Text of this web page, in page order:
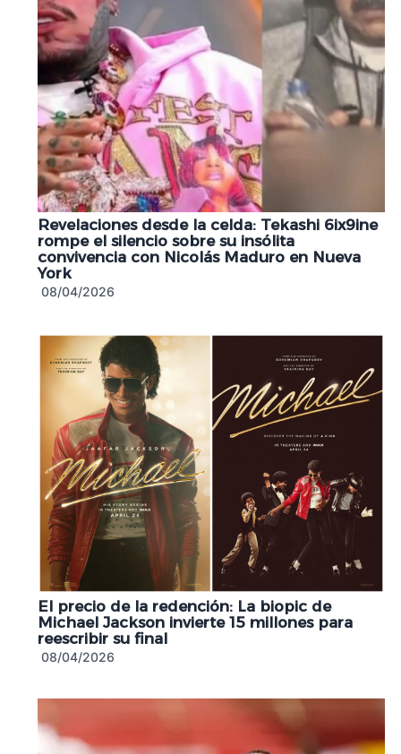
Revelaciones desde la celda: Tekashi 6ix9ine
rompe el silencio sobre su insólita
convivencia con Nicolás Maduro en Nueva
York
08/04/2026
El precio de la redención: La biopic de
Michael Jackson invierte 15 millones para
reescribir su final
08/04/2026